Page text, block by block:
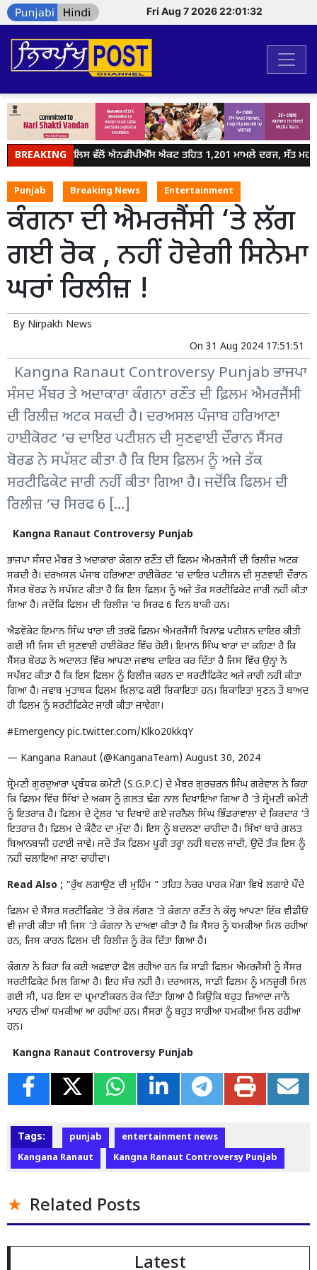
Fri Aug 7 2026 22:01:32
BREAKING
ਜਲੰਧਰ ਪੁਲਿਸ ਵੱਲੋਂ ਐਨਡੀਪੀਐੱਸ ਐਕਟ ਤਹਿਤ 1,201 ਮਾਮਲੇ ਦਰਜ, ਸੱਤ
Punjab Breaking News Entertainment
ਕੰਗਨਾ ਦੀ ਐਮਰਜੈਂਸੀ ‘ਤੇ ਲੱਗ
ਗਈ ਰੋਕ , ਨਹੀਂ ਹੋਵੇਗੀ ਸਿਨੇਮਾ
ਘਰਾਂ ਰਿਲੀਜ਼ !
By Nirpakh News
On 31 Aug 2024 17:51:51
Kangna Ranaut Controversy Punjab ਭਾਜਪਾ
ਸੰਸਦ ਮੈਂਬਰ ਤੇ ਅਦਾਕਾਰਾ ਕੰਗਨਾ ਰਣੌਤ ਦੀ ਫ਼ਿਲਮ ਐਮਰਜੈਂਸੀ
ਦੀ ਰਿਲੀਜ਼ ਅਟਕ ਸਕਦੀ ਹੈ। ਦਰਅਸਲ ਪੰਜਾਬ ਹਰਿਆਣਾ
ਹਾਈਕੋਰਟ ‘ਚ ਦਾਇਰ ਪਟੀਸ਼ਨ ਦੀ ਸੁਣਵਾਈ ਦੌਰਾਨ ਸੈਂਸਰ
ਬੋਰਡ ਨੇ ਸਪੱਸ਼ਟ ਕੀਤਾ ਹੈ ਕਿ ਇਸ ਫ਼ਿਲਮ ਨੂੰ ਅਜੇ ਤੱਕ
ਸਰਟੀਫਿਕੇਟ ਜਾਰੀ ਨਹੀਂ ਕੀਤਾ ਗਿਆ ਹੈ। ਜਦੋਂਕਿ ਫਿਲਮ ਦੀ
ਰਿਲੀਜ਼ ‘ਚ ਸਿਰਫ 6 […]
Kangna Ranaut Controversy Punjab
ਭਾਜਪਾ ਸੰਸਦ ਮੈਂਬਰ ਤੇ ਅਦਾਕਾਰਾ ਕੰਗਨਾ ਰਣੌਤ ਦੀ ਫ਼ਿਲਮ ਐਮਰਜੈਂਸੀ ਦੀ ਰਿਲੀਜ਼ ਅਟਕ
ਸਕਦੀ ਹੈ। ਦਰਅਸਲ ਪੰਜਾਬ ਹਰਿਆਣਾ ਹਾਈਕੋਰਟ ‘ਚ ਦਾਇਰ ਪਟੀਸ਼ਨ ਦੀ ਸੁਣਵਾਈ ਦੌਰਾਨ
ਸੈਂਸਰ ਬੋਰਡ ਨੇ ਸਪੱਸ਼ਟ ਕੀਤਾ ਹੈ ਕਿ ਇਸ ਫ਼ਿਲਮ ਨੂੰ ਅਜੇ ਤੱਕ ਸਰਟੀਫਿਕੇਟ ਜਾਰੀ ਨਹੀਂ ਕੀਤਾ
ਗਿਆ ਹੈ। ਜਦੋਂਕਿ ਫਿਲਮ ਦੀ ਰਿਲੀਜ਼ ‘ਚ ਸਿਰਫ 6 ਦਿਨ ਬਾਕੀ ਹਨ।
ਐਡਵੋਕੇਟ ਇਮਾਨ ਸਿੰਘ ਖਾਰਾ ਦੀ ਤਰਫੋਂ ਫ਼ਿਲਮ ਐਮਰਜੈਂਸੀ ਖ਼ਿਲਾਫ਼ ਪਟੀਸ਼ਨ ਦਾਇਰ ਕੀਤੀ
ਗਈ ਸੀ ਜਿਸ ਦੀ ਸੁਣਵਾਈ ਹਾਈਕੋਰਟ ਵਿੱਚ ਹੋਈ। ਇਮਾਨ ਸਿੰਘ ਖਾਰਾ ਦਾ ਕਹਿਣਾ ਹੈ ਕਿ
ਸੈਂਸਰ ਬੋਰਡ ਨੇ ਅਦਾਲਤ ਵਿੱਚ ਆਪਣਾ ਜਵਾਬ ਦਾਇਰ ਕਰ ਦਿੱਤਾ ਹੈ ਜਿਸ ਵਿੱਚ ਉਨ੍ਹਾਂ ਨੇ
ਸਪੱਸ਼ਟ ਕੀਤਾ ਹੈ ਕਿ ਇਸ ਫ਼ਿਲਮ ਨੂੰ ਰਿਲੀਜ਼ ਕਰਨ ਦਾ ਸਰਟੀਫਿਕੇਟ ਅਜੇ ਜਾਰੀ ਨਹੀਂ ਕੀਤਾ
ਗਿਆ ਹੈ। ਜਵਾਬ ਮੁਤਾਬਕ ਫ਼ਿਲਮ ਖ਼ਿਲਾਫ਼ ਕਈ ਸ਼ਿਕਾਇਤਾਂ ਹਨ। ਸ਼ਿਕਾਇਤਾਂ ਸੁਣਨ ਤੋਂ ਬਾਅਦ
ਹੀ ਫਿਲਮ ਨੂੰ ਸਰਟੀਫਿਕੇਟ ਜਾਰੀ ਕੀਤਾ ਜਾਵੇਗਾ।
#Emergency pic.twitter.com/Klko20kkqY
— Kangana Ranaut (@KanganaTeam) August 30, 2024
ਸ਼੍ਰੋਮਣੀ ਗੁਰਦੁਆਰਾ ਪ੍ਰਬੰਧਕ ਕਮੇਟੀ (S.G.P.C) ਦੇ ਮੈਂਬਰ ਗੁਰਚਰਨ ਸਿੰਘ ਗਰੇਵਾਲ ਨੇ ਕਿਹਾ
ਕਿ ਫਿਲਮ ਵਿੱਚ ਸਿੱਖਾਂ ਦੇ ਅਕਸ ਨੂੰ ਗ਼ਲਤ ਢੰਗ ਨਾਲ ਦਿਖਾਇਆ ਗਿਆ ਹੈ ‘ਤੇ ਸ਼੍ਰੋਮਣੀ ਕਮੇਟੀ
ਨੂੰ ਇਤਰਾਜ਼ ਹੈ। ਫਿਲਮ ਦੇ ਟ੍ਰੇਲਰ ‘ਚ ਦਿਖਾਏ ਗਏ ਜਰਨੈਲ ਸਿੰਘ ਭਿੰਡਰਾਂਵਾਲਾ ਦੇ ਕਿਰਦਾਰ ‘ਤੇ
ਇਤਰਾਜ਼ ਹੈ। ਫ਼ਿਲਮ ਦੇ ਕੰਟੈਂਟ ਦਾ ਮੁੱਦਾ ਹੈ। ਇਸ ਨੂੰ ਬਦਲਣਾ ਚਾਹੀਦਾ ਹੈ। ਸਿੱਖਾਂ ਬਾਰੇ ਗ਼ਲਤ
ਬਿਆਨਬਾਜੀ ਹਟਾਈ ਜਾਵੇ। ਜਦੋਂ ਤੱਕ ਫ਼ਿਲਮ ਪੂਰੀ ਤਰ੍ਹਾਂ ਨਹੀਂ ਬਦਲ ਜਾਂਦੀ, ਉਦੋਂ ਤੱਕ ਇਸ ਨੂੰ
ਨਹੀਂ ਚਲਾਇਆ ਜਾਣਾ ਚਾਹੀਦਾ।
Read Also ; “ਰੁੱਖ ਲਗਾਉਣ ਦੀ ਮੁਹਿੰਮ ” ਤਹਿਤ ਨੇਚਰ ਪਾਰਕ ਮੋਗਾ ਵਿਖੇ ਲਗਾਏ ਪੌਦੇ
ਫਿਲਮ ਦੇ ਸੈਂਸਰ ਸਰਟੀਫਿਕੇਟ ‘ਤੇ ਰੋਕ ਲੱਗਣ ‘ਤੇ ਕੰਗਨਾ ਰਣੌਤ ਨੇ ਕੱਲ੍ਹ ਆਪਣਾ ਇੱਕ ਵੀਡੀਓ
ਵੀ ਜਾਰੀ ਕੀਤਾ ਸੀ ਜਿਸ ‘ਤੇ ਕੰਗਨਾ ਨੇ ਦਾਅਵਾ ਕੀਤਾ ਹੈ ਕਿ ਸੈਂਸਰ ਨੂੰ ਧਮਕੀਆਂ ਮਿਲ ਰਹੀਆਂ
ਹਨ, ਜਿਸ ਕਾਰਨ ਫਿਲਮ ਦੀ ਰਿਲੀਜ਼ ਨੂੰ ਰੋਕ ਦਿੱਤਾ ਗਿਆ ਹੈ।
ਕੰਗਨਾ ਨੇ ਕਿਹਾ ਕਿ ਕਈ ਅਫਵਾਹਾਂ ਫੈਲ ਰਹੀਆਂ ਹਨ ਕਿ ਸਾਡੀ ਫਿਲਮ ਐਮਰਜੈਂਸੀ ਨੂੰ ਸੈਂਸਰ
ਸਰਟੀਫਿਕੇਟ ਮਿਲ ਗਿਆ ਹੈ। ਇਹ ਸੱਚ ਨਹੀਂ ਹੈ। ਦਰਅਸਲ, ਸਾਡੀ ਫਿਲਮ ਨੂੰ ਮਨਜ਼ੂਰੀ ਮਿਲ
ਗਈ ਸੀ, ਪਰ ਇਸ ਦਾ ਪ੍ਰਮਾਣੀਕਰਨ ਰੋਕ ਦਿੱਤਾ ਗਿਆ ਹੈ ਕਿਉਂਕਿ ਬਹੁਤ ਜ਼ਿਆਦਾ ਜਾਨੋਂ
ਮਾਰਨ ਦੀਆਂ ਧਮਕੀਆਂ ਆ ਰਹੀਆਂ ਹਨ। ਸੈਂਸਰਾਂ ਨੂੰ ਬਹੁਤ ਸਾਰੀਆਂ ਧਮਕੀਆਂ ਮਿਲ ਰਹੀਆਂ
ਹਨ।
Kangna Ranaut Controversy Punjab
Tags: punjab
entertainment news
Kangana Ranaut
Kangna Ranaut Controversy Punjab
Related Posts
Latest